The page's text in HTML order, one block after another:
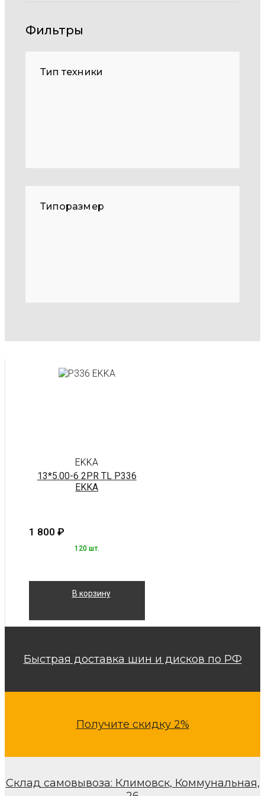
Фильтры
Тип техники
Типоразмер
EKKA
13*5.00-6 2PR TL P336
EKKA
1 800 ₽
120 шт.
В корзину
Быстрая доставка шин и дисков по РФ
Получите скидку 2%
Склад самовывоза: Климовск, Коммунальная,